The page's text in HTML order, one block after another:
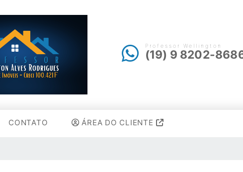
Professor Wellington
(19) 9 8202-
CONTATO ÁREA DO CLIENTE